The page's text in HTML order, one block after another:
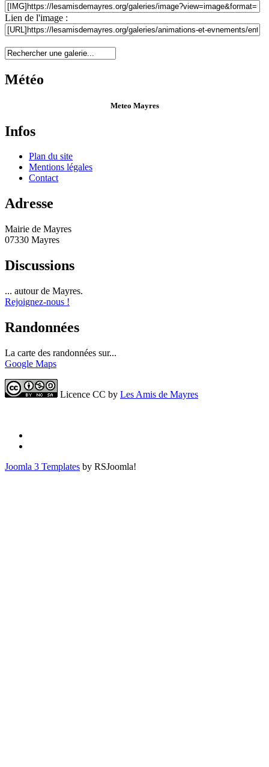
Lien de l'image :
Météo
Meteo Mayres
Infos
Plan du site
Mentions légales
Contact
Adresse
Mairie de Mayres
07330 Mayres
Discussions
... autour de Mayres.
Rejoignez-nous !
Randonnées
La carte des randonnées sur...
Google Maps
Licence CC by Les Amis de Mayres
Joomla 3 Templates by RSJoomla!